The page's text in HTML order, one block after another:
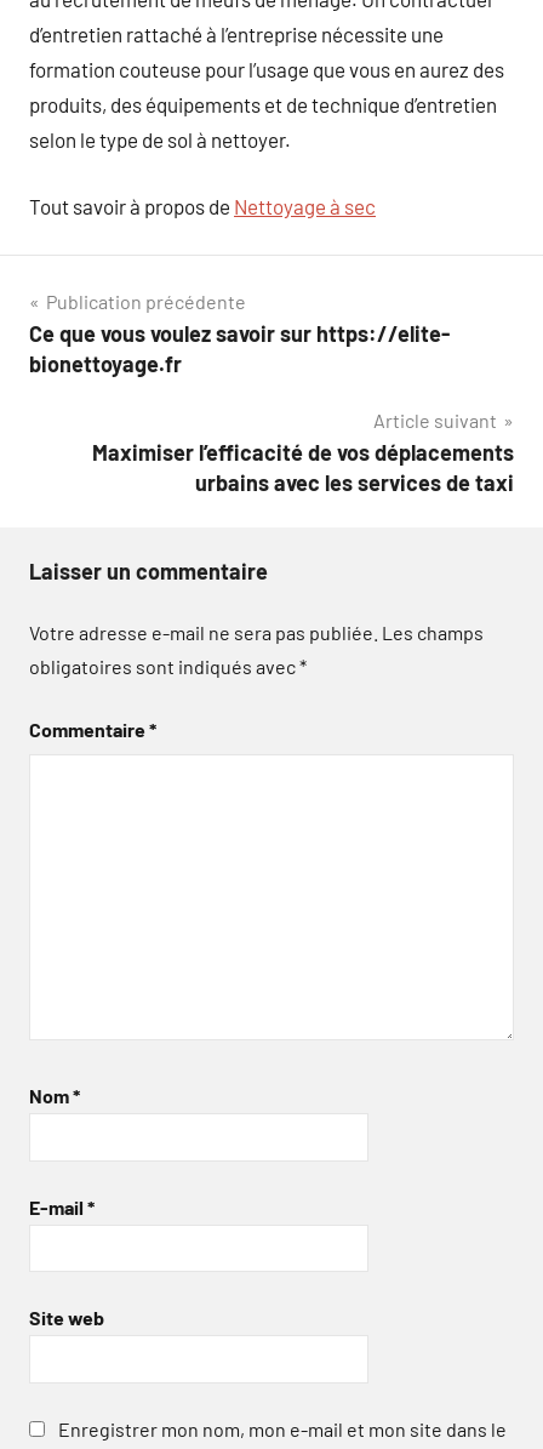
d’entretien rattaché à l’entreprise nécessite une
formation couteuse pour l’usage que vous en aurez des
produits, des équipements et de technique d’entretien
selon le type de sol à nettoyer.
Tout savoir à propos de Nettoyage à sec
Navigation
de
Publication précédente
Ce que vous voulez savoir sur https://elite-
bionettoyage.fr
Article suivant
Maximiser l’efficacité de vos déplacements
urbains avec les services de taxi
Laisser un commentaire
Votre adresse e-mail ne sera pas publiée. Les champs
obligatoires sont indiqués avec*
Commentaire*
Nom*
E-mail *
Site web
Enregistrer mon nom, mon e-mail et mon site dans le